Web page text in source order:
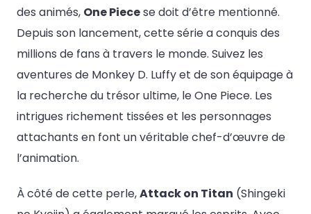
des animés, One Piecese doit d’être mentionné.
Depuis son lancement, cette série a conquis des
millions de fans à travers le monde. Suivez les
aventures de Monkey D. Luffy et de son équipage à
la recherche du trésor ultime, le One Piece. Les
intrigues richement tissées et les personnages
attachants en font un véritable chef-d’œuvre de
l’animation.
À côté de cette perle,Attack on Titan (Shingeki